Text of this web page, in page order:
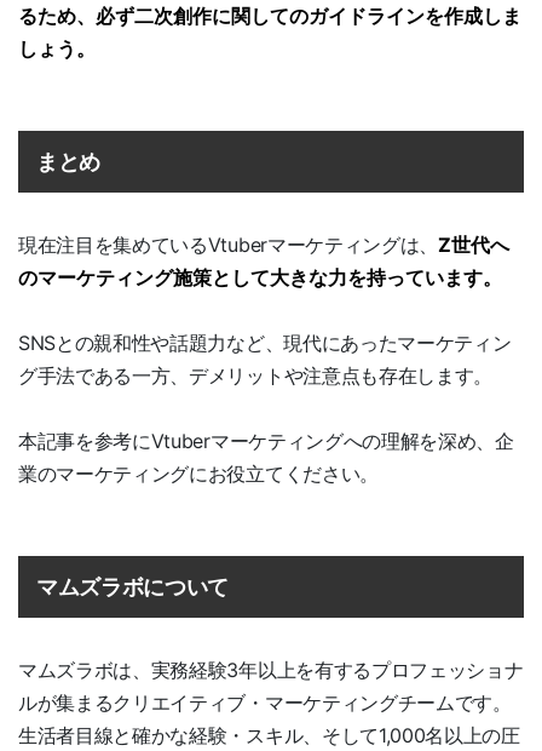
るため、必ず二次創作に関してのガイドラインを作成しま
しょう。
まとめ
現在注目を集めているVtuberマーケティングは、 Z世代へ
のマーケティング施策として大きな力を持っています。
SNSとの親和性や話題力など、現代にあったマーケティン
グ手法である一方、デメリットや注意点も存在します。
本記事を参考にVtuberマーケティングへの理解を深め、企
業のマーケティングにお役立てください。
マムズラボについて
マムズラボは、実務経験3年以上を有するプロフェッショナ
ルが集まるクリエイティブ・マーケティングチームです。
生活者目線と確かな経験・スキル、そして1,000名以上の圧